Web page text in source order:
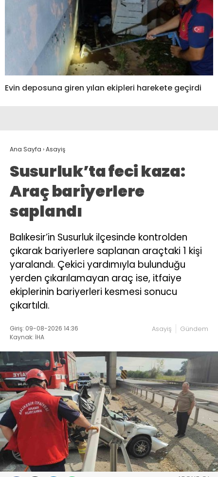
Evin deposuna giren yılan ekipleri harekete geçirdi
Ana Sayfa ›Asayiş
Susurluk’ta feci kaza:
Araç bariyerlere
saplandı
Balıkesir’in Susurluk ilçesinde kontrolden
çıkarak bariyerlere saplanan araçtaki 1 kişi
yaralandı. Çekici yardımıyla bulunduğu
yerden çıkarılamayan araç ise, itfaiye
ekiplerinin bariyerleri kesmesi sonucu
çıkartıldı.
Giriş: 09-08-2026 14:36
Kaynak: İHA
Asayiş Gündem